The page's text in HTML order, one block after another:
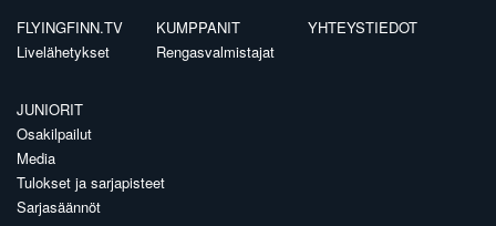
FLYINGFINN.TV
Livelähetykset
KUMPPANIT
Rengasvalmistajat
YHTEYSTIEDOT
JUNIORIT
Osakilpailut
Media
Tulokset ja sarjapisteet
Sarjasäännöt